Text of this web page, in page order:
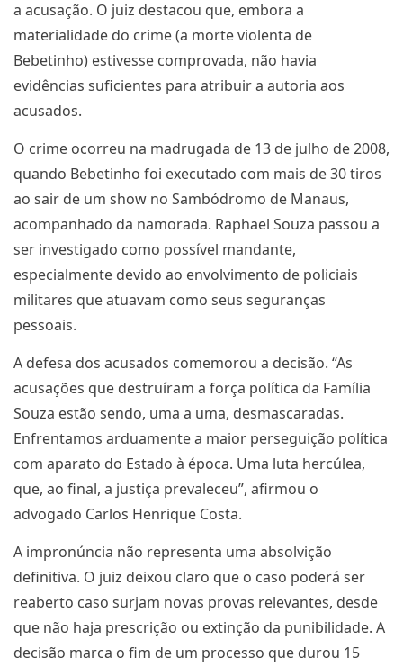
a acusação. O juiz destacou que, embora a
materialidade do crime (a morte violenta de
Bebetinho) estivesse comprovada, não havia
evidências suficientes para atribuir a autoria aos
acusados.
O crime ocorreu na madrugada de 13 de julho de 2008,
quando Bebetinho foi executado com mais de 30 tiros
ao sair de um show no Sambódromo de Manaus,
acompanhado da namorada. Raphael Souza passou a
ser investigado como possível mandante,
especialmente devido ao envolvimento de policiais
militares que atuavam como seus seguranças
pessoais.
A defesa dos acusados comemorou a decisão. “As
acusações que destruíram a força política da Família
Souza estão sendo, uma a uma, desmascaradas.
Enfrentamos arduamente a maior perseguição política
com aparato do Estado à época. Uma luta hercúlea,
que, ao final, a justiça prevaleceu”, afirmou o
advogado Carlos Henrique Costa.
A impronúncia não representa uma absolvição
definitiva. O juiz deixou claro que o caso poderá ser
reaberto caso surjam novas provas relevantes, desde
que não haja prescrição ou extinção da punibilidade. A
decisão marca o fim de um processo que durou 15